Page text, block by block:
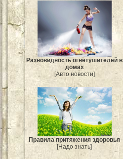
Разновидность огнетушителей в
домах
[Авто новости]
Правила притяжения здоровья
[Надо знать]